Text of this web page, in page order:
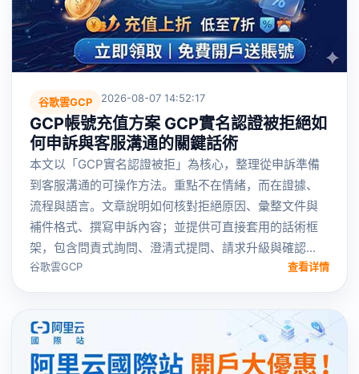
谷歌雲GCP 2026-08-07 14:52:17
GCP帳號充值方案 GCP實名認證被拒絕如
何申訴與客服溝通的關鍵話術
本文以「GCP實名認證被拒」為核心，整理從申訴準備
到客服溝通的可操作方法。重點不在情緒，而在證據、
流程與語言。文章說明如何核對拒絕原因、彙整文件與
補件格式、撰寫申訴內容；並提供可直接套用的話術框
架，包含問責式詢問、澄清式提問、請求升級與確認...
谷歌雲GCP 查看详情